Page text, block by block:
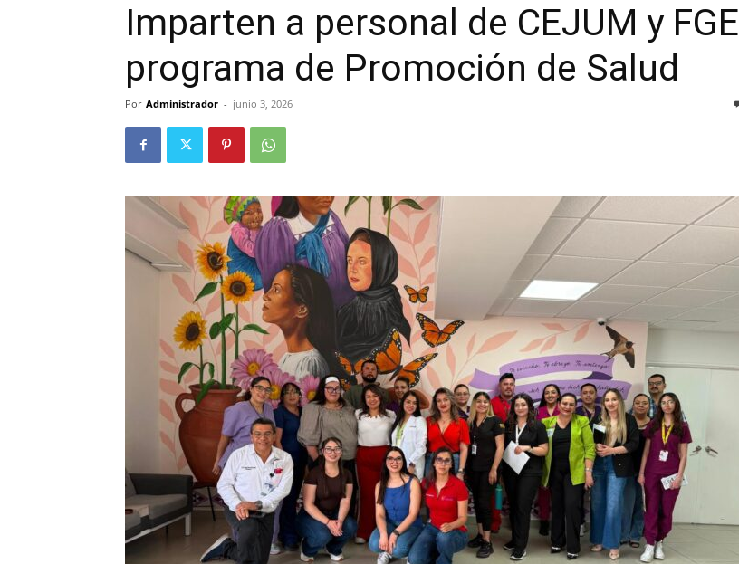
Imparten a personal de CEJUM y FGE
programa de Promoción de Salud
Por Administrador - junio 3, 2026